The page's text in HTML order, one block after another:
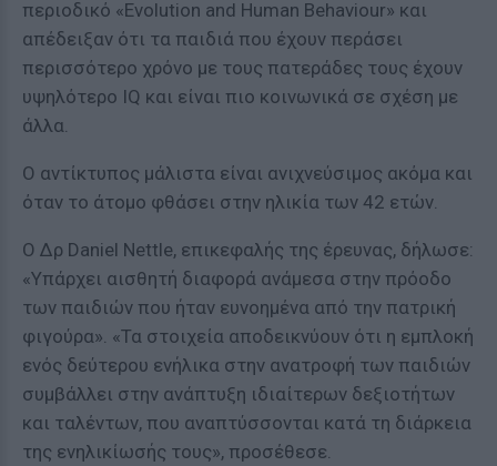
περιοδικό «Evolution and Human Behaviour» και
απέδειξαν ότι τα παιδιά που έχουν περάσει
περισσότερο χρόνο με τους πατεράδες τους έχουν
υψηλότερο IQ και είναι πιο κοινωνικά σε σχέση με
άλλα.
Ο αντίκτυπος μάλιστα είναι ανιχνεύσιμος ακόμα και
όταν το άτομο φθάσει στην ηλικία των 42 ετών.
Ο Δρ Daniel Nettle, επικεφαλής της έρευνας, δήλωσε:
«Yπάρχει αισθητή διαφορά ανάμεσα στην πρόοδο
των παιδιών που ήταν ευνοημένα από την πατρική
φιγούρα». «Τα στοιχεία αποδεικνύουν ότι η εμπλοκή
ενός δεύτερου ενήλικα στην ανατροφή των παιδιών
συμβάλλει στην ανάπτυξη ιδιαίτερων δεξιοτήτων
και ταλέντων, που αναπτύσσονται κατά τη διάρκεια
της ενηλικίωσής τους», προσέθεσε.